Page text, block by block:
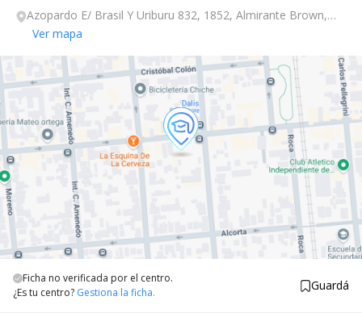
Azopardo E/ Brasil Y Uriburu 832, 1852, Almirante Brown,
Buenos Aires.
Ver mapa
Ficha no verificada por el centro.
¿Es tu centro? Gestiona la ficha. Guardá